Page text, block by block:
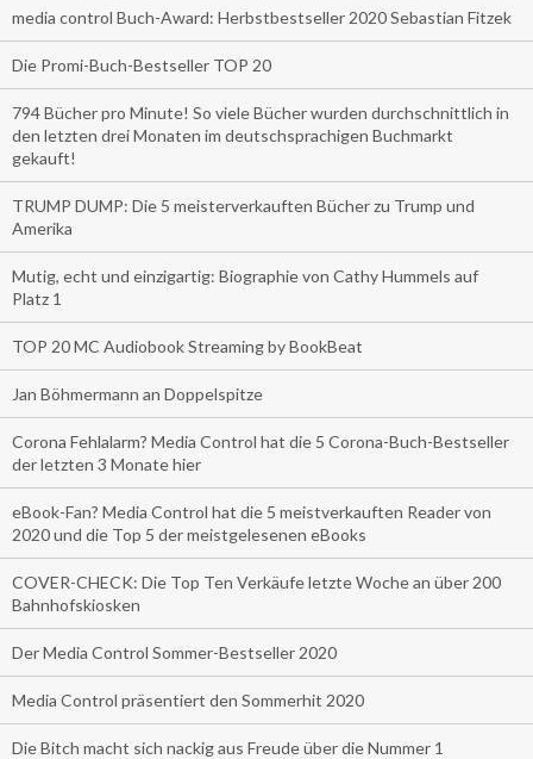
media control Buch-Award: Herbstbestseller 2020 Sebastian Fitzek
Die Promi-Buch-Bestseller TOP 20
794 Bücher pro Minute! So viele Bücher wurden durchschnittlich in
den letzten drei Monaten im deutschsprachigen Buchmarkt
gekauft!
TRUMP DUMP: Die 5 meisterverkauften Bücher zu Trump und
Amerika
Mutig, echt und einzigartig: Biographie von Cathy Hummels auf
Platz 1
TOP 20 MC Audiobook Streaming by BookBeat
Jan Böhmermann an Doppelspitze
Corona Fehlalarm? Media Control hat die 5 Corona-Buch-Bestseller
der letzten 3 Monate hier
eBook-Fan? Media Control hat die 5 meistverkauften Reader von
2020 und die Top 5 der meistgelesenen eBooks
COVER-CHECK: Die Top Ten Verkäufe letzte Woche an über 200
Bahnhofskiosken
Der Media Control Sommer-Bestseller 2020
Media Control präsentiert den Sommerhit 2020
Die Bitch macht sich nackig aus Freude über die Nummer 1